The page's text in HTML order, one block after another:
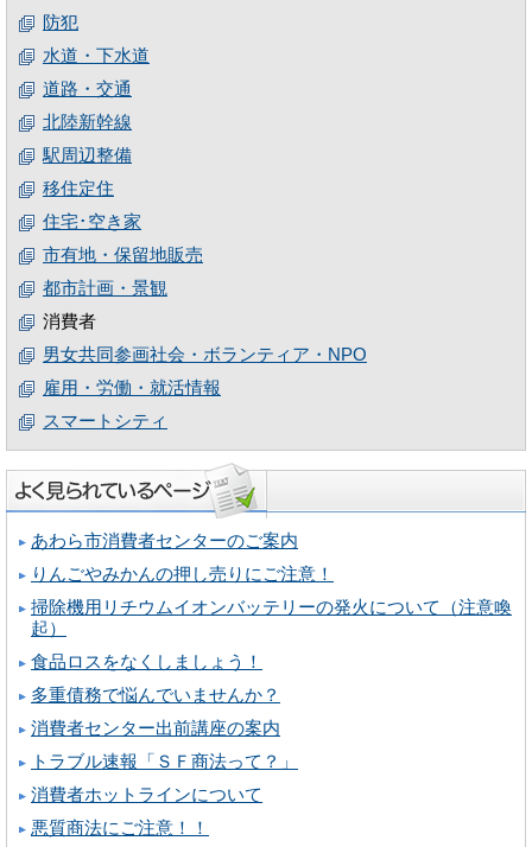
防犯
水道・下水道
道路・交通
北陸新幹線
駅周辺整備
移住定住
住宅･空き家
市有地・保留地販売
都市計画・景観
消費者
男女共同参画社会・ボランティア・NPO
雇用・労働・就活情報
スマートシティ
あわら市消費者センターのご案内
りんごやみかんの押し売りにご注意！
掃除機用リチウムイオンバッテリーの発火について（注意喚
起）
食品ロスをなくしましょう！
多重債務で悩んでいませんか？
消費者センター出前講座の案内
トラブル速報「ＳＦ商法って？」
消費者ホットラインについて
悪質商法にご注意！！